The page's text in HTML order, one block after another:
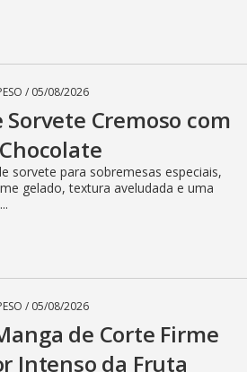
/ 05/08/2026
Sorvete Cremoso com
sorvete para sobremesas especiais,
gelado, textura aveludada e uma
/ 05/08/2026
de Corte Firme
Intenso da Fruta